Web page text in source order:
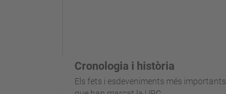
Cronologia i història
Els fets i esdeveniments més importants